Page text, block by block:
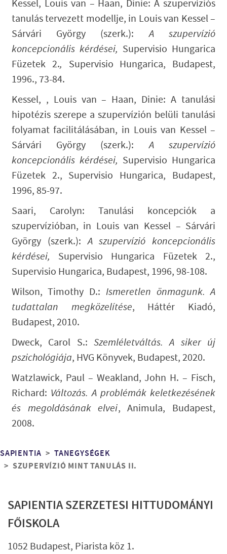
Kessel, Louis van – Haan, Dinie: A szupervíziós
tanulás tervezett modellje, in Louis van Kessel –
Sárvári György (szerk.):A szupervízió
koncepcionális kérdései, Supervisio Hungarica
Füzetek 2., Supervisio Hungarica, Budapest,
1996., 73-84.
Kessel, , Louis van – Haan, Dinie: A tanulási
hipotézis szerepe a szupervízión belüli tanulási
folyamat facilitálásában, in Louis van Kessel –
Sárvári György (szerk.):A szupervízió
koncepcionális kérdései, Supervisio Hungarica
Füzetek 2., Supervisio Hungarica, Budapest,
1996, 85-97.
Saari, Carolyn: Tanulási koncepciók a
szupervízióban, in Louis van Kessel – Sárvári
György (szerk.):A szupervízió koncepcionális
kérdései, Supervisio Hungarica Füzetek 2.,
Supervisio Hungarica, Budapest, 1996, 98-108.
Wilson, Timothy D.: Ismeretlen önmagunk. A
tudattalan megközelítése, Háttér Kiadó,
Budapest, 2010.
Dweck, Carol S.: Szemléletváltás. A siker új
pszichológiája, HVG Könyvek, Budapest, 2020.
Watzlawick, Paul – Weakland, John H. – Fisch,
Richard: Változás. A problémák keletkezésének
és megoldásának elvei, Animula, Budapest,
2008.
Morzsa
SAPIENTIA TANEGYSÉGEK
SZUPERVÍZIÓ MINT TANULÁS II.
SAPIENTIA SZERZETESI HITTUDOMÁNYI
FŐISKOLA
1052 Budapest, Piarista köz 1.